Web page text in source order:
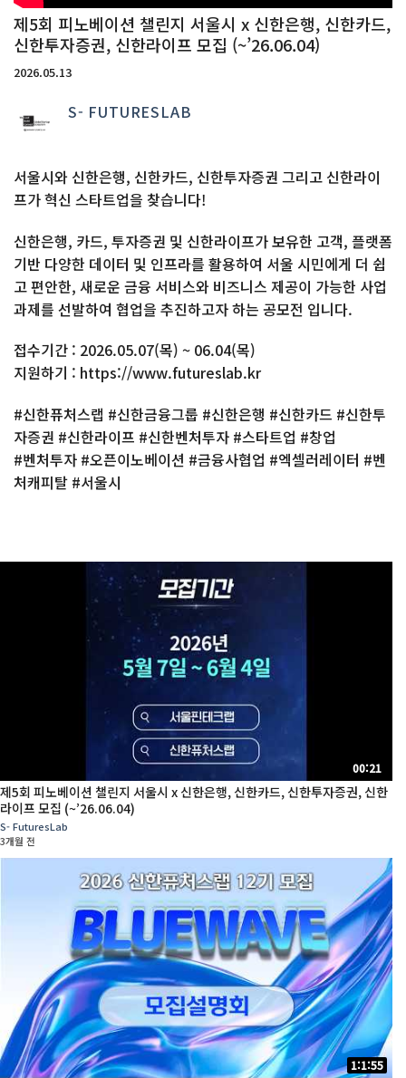
제5회 피노베이션 챌린지 서울시 x 신한은행, 신한카드,
신한투자증권, 신한라이프 모집 (~’26.06.04)
2026.05.13
S- FUTURESLAB
서울시와 신한은행, 신한카드, 신한투자증권 그리고 신한라이
프가 혁신 스타트업을 찾습니다!
신한은행, 카드, 투자증권 및 신한라이프가 보유한 고객, 플랫폼
기반 다양한 데이터 및 인프라를 활용하여 서울 시민에게 더 쉽
고 편안한, 새로운 금융 서비스와 비즈니스 제공이 가능한 사업
과제를 선발하여 협업을 추진하고자 하는 공모전 입니다.
접수기간 : 2026.05.07(목) ~ 06.04(목)
지원하기 : https://www.futureslab.kr
#신한퓨처스랩 #신한금융그룹 #신한은행 #신한카드 #신한투
자증권 #신한라이프 #신한벤처투자 #스타트업 #창업
#벤처투자 #오픈이노베이션 #금융사협업 #엑셀러레이터 #벤
처캐피탈 #서울시
00:21
제5회 피노베이션 챌린지 서울시 x 신한은행, 신한카드, 신한투자증권, 신한
라이프 모집 (~’26.06.04)
S- FuturesLab
3개월 전
1:1:55